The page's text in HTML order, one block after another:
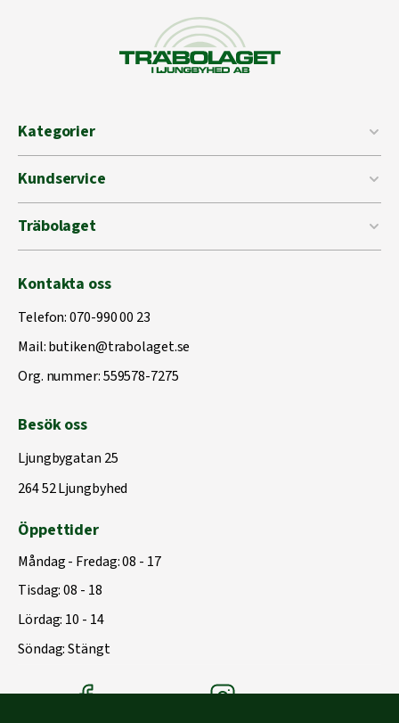
Kategorier
Kundservice
Träbolaget
Kontakta oss
Telefon:070-990 00 23
Mail:butiken@trabolaget.se
Org. nummer: 559578-7275
Besök oss
Ljungbygatan 25
264 52 Ljungbyhed
Öppettider
Måndag - Fredag: 08 - 17
Tisdag: 08 - 18
Lördag: 10 - 14
Söndag: Stängt